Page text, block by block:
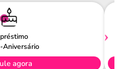
Aniversário
agora